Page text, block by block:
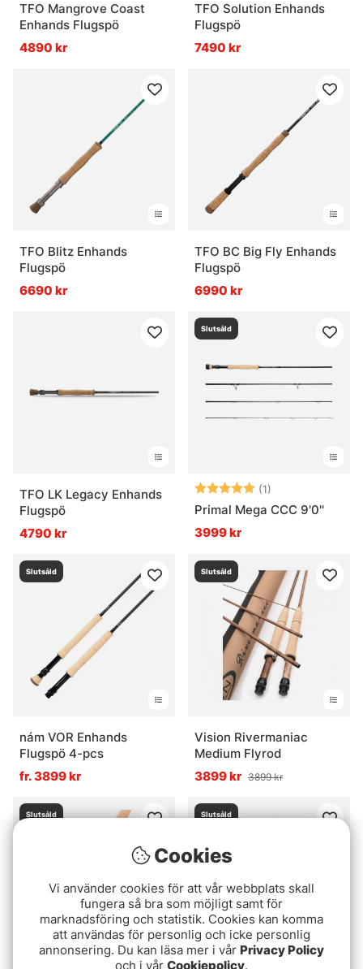
TFO Mangrove Coast
Enhands Flugspö
4890 kr
TFO Solution Enhands
Flugspö
7490 kr
TFO Blitz Enhands
Flugspö
6690 kr
TFO BC Big Fly Enhands
Flugspö
6990 kr
TFO LK Legacy Enhands
Flugspö
4790 kr
Slutsåld
Betyg: (1)
Primal Mega CCC 9'0''
3999 kr
Slutsåld
nám VOR Enhands
Flugspö 4-pcs
fr. 3899 kr
Slutsåld
Vision Rivermaniac
Medium Flyrod
3899 kr 3899 kr
Slutsåld Slutsåld
Cookies
Vi använder cookies för att vår webbplats skall
fungera så bra som möjligt samt för
marknadsföring och statistik. Cookies kan komma
att användas för personlig och icke personlig
annonsering. Du kan läsa mer i vår Privacy Policy
och i vår Cookiepolicy.